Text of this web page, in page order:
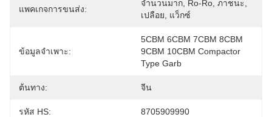
แพคเกจการขนส่ง:
จำนวนมาก, Ro-Ro, ภาชนะ,
เปลือย, แว็กซ์
ข้อมูลจำเพาะ:
5CBM 6CBM 7CBM 8CBM
9CBM 10CBM Compactor
Type Garb
ต้นทาง: จีน
รหัส HS: 8705909990